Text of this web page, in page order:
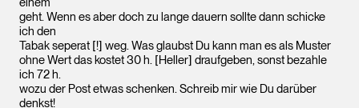
geht. Wenn es aber doch zu lange dauern sollte dann schicke
ich den
Tabak seperat [!] weg. Was glaubst Du kann man es als Muster
ohne Wert das kostet 30 h. [Heller] draufgeben, sonst bezahle
ich 72 h.
wozu der Post etwas schenken. Schreib mir wie Du darüber
denkst!